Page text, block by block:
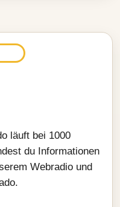
läuft bei 1000
du Informationen
Webradio und